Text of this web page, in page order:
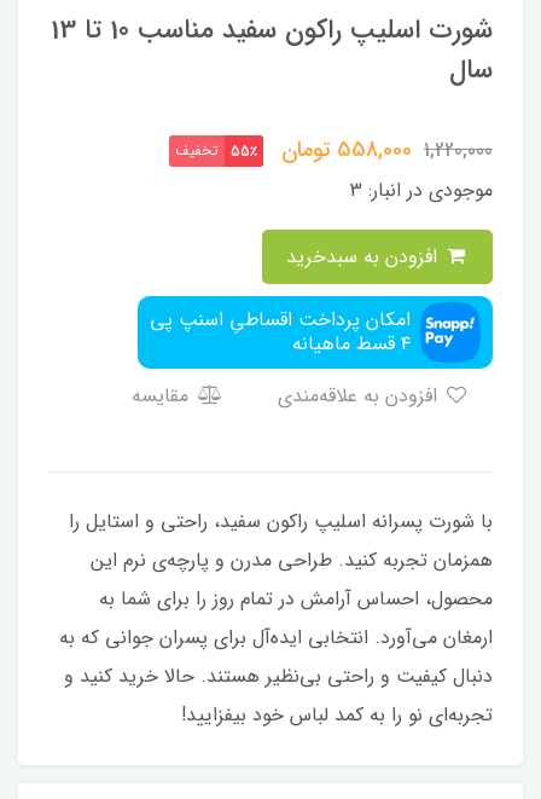
شورت اسلیپ راکون سفید مناسب 10 تا 13
سال
1,220,000
558,000 تومان 55٪ تخفیف
موجودی در انبار: 3
امکان پرداخت اقساطیِ اسنپ پی
۴ قسط ماهیانه
مقایسه
با شورت پسرانه اسلیپ راکون سفید، راحتی و استایل را
همزمان تجربه کنید. طراحی مدرن و پارچه‌ی نرم این
محصول، احساس آرامش در تمام روز را برای شما به
ارمغان می‌آورد. انتخابی ایده‌آل برای پسران جوانی که به
دنبال کیفیت و راحتی بی‌نظیر هستند. حالا خرید کنید و
تجربه‌ای نو را به کمد لباس خود بیفزایید!